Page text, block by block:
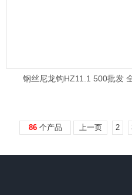
钢丝尼龙钩HZ11.1 500批发
86个产品 上一页 2